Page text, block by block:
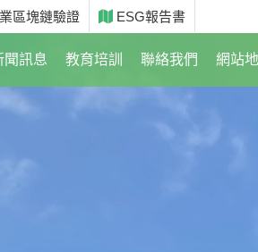
區塊鏈驗證 ESG報告書
聞訊息 教育培訓 聯絡我們 網站